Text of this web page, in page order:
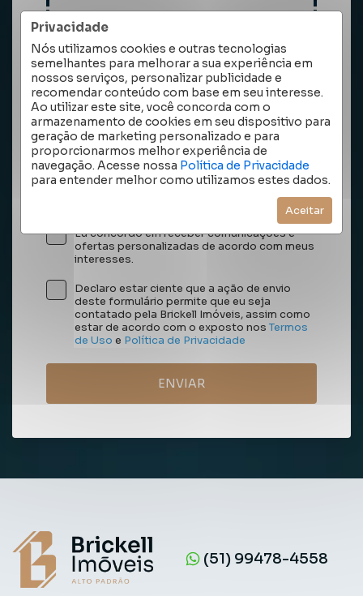
Privacidade
Nós utilizamos cookies e outras tecnologias
semelhantes para melhorar a sua experiência em
nossos serviços, personalizar publicidade e
recomendar conteúdo com base em seu interesse.
Ao utilizar este site, você concorda com o
armazenamento de cookies em seu dispositivo para
geração de marketing personalizado e para
proporcionarmos melhor experiência de
navegação. Acesse nossa Política de Privacidade
para entender melhor como utilizamos estes dados.
Aceitar
Arraste e solte seus arquivos aqui ou
clique/toque para selecionar.
Dica: Segure a tecla CTRL na janela de seleção
para enviar múltiplos arquivos.
(Máx. 15 arquivos de até 10mb cada)
Eu concordo em receber comunicações e
ofertas personalizadas de acordo com meus
interesses.
Declaro estar ciente que a ação de envio
deste formulário permite que eu seja
contatado pela Brickell Imóveis, assim como
estar de acordo com o exposto nos Termos
de Uso e Política de Privacidade
ENVIAR
(51) 99478-4558